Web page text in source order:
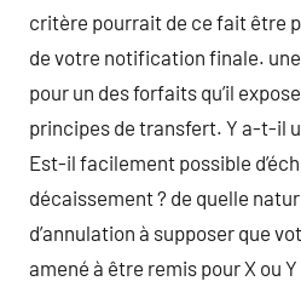
critère pourrait de ce fait être
de votre notification finale.
pour un des forfaits qu’il
principes de transfert. Y a-t-il
Est-il facilement possible
décaissement ? de quelle
d’annulation à supposer que
amené à être remis pour X ou